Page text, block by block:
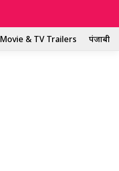
Movie & TV Trailers पंजाबी